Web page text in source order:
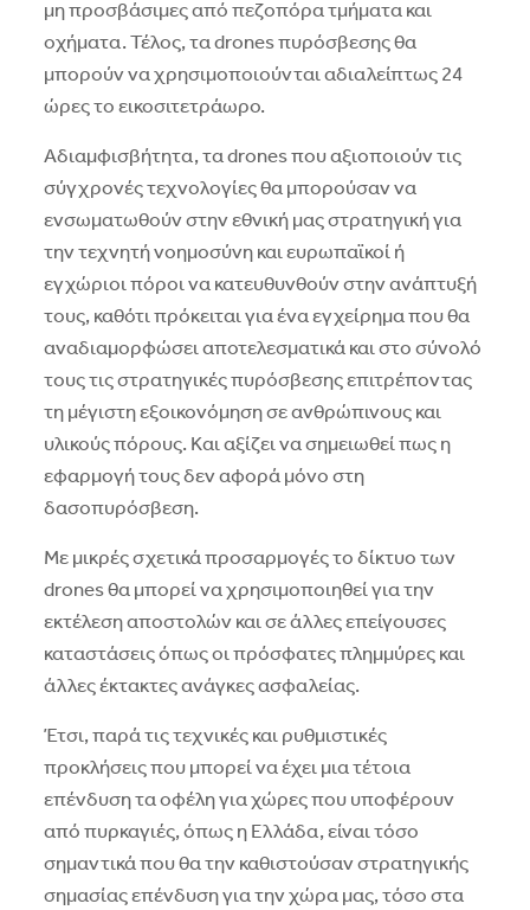
μη προσβάσιμες από πεζοπόρα τμήματα και
οχήματα. Τέλος, τα drones πυρόσβεσης θα
μπορούν να χρησιμοποιούνται αδιαλείπτως 24
ώρες το εικοσιτετράωρο.
Αδιαμφισβήτητα, τα drones που αξιοποιούν τις
σύγχρονές τεχνολογίες θα μπορούσαν να
ενσωματωθούν στην εθνική μας στρατηγική για
την τεχνητή νοημοσύνη και ευρωπαϊκοί ή
εγχώριοι πόροι να κατευθυνθούν στην ανάπτυξή
τους, καθότι πρόκειται για ένα εγχείρημα που θα
αναδιαμορφώσει αποτελεσματικά και στο σύνολό
τους τις στρατηγικές πυρόσβεσης επιτρέποντας
τη μέγιστη εξοικονόμηση σε ανθρώπινους και
υλικούς πόρους. Και αξίζει να σημειωθεί πως η
εφαρμογή τους δεν αφορά μόνο στη
δασοπυρόσβεση.
Με μικρές σχετικά προσαρμογές το δίκτυο των
drones θα μπορεί να χρησιμοποιηθεί για την
εκτέλεση αποστολών και σε άλλες επείγουσες
καταστάσεις όπως οι πρόσφατες πλημμύρες και
άλλες έκτακτες ανάγκες ασφαλείας.
Έτσι, παρά τις τεχνικές και ρυθμιστικές
προκλήσεις που μπορεί να έχει μια τέτοια
επένδυση τα οφέλη για χώρες που υποφέρουν
από πυρκαγιές, όπως η Ελλάδα, είναι τόσο
σημαντικά που θα την καθιστούσαν στρατηγικής
σημασίας επένδυση για την χώρα μας, τόσο στα